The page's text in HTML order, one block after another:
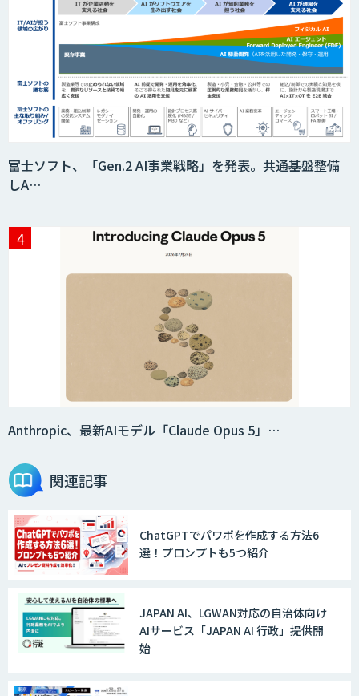
AI活用e-Learningサービス
CAIWA Service Viii（カイワサービスヴィ
RAGデータ作成ツール
ニーズを理解する対話型AIエージェント
「AI’mON for 展示会」
Web接客を進化させる対話型AIエージェ
ント「AI’mON for WEB」
生成AI研修サービス「CCAL研修」
伴走型でAI活用を定着させる「生成AIブ
ートキャンプ」
富士ソフト、「Gen.2 AI事業戦略」を発表。共通基盤整備
しA…
Anthropic、最新AIモデル「Claude Opus 5」…
関連記事
ChatGPTでパワポを作成する方法6
選！プロンプトも5つ紹介
JAPAN AI、LGWAN対応の自治体向け
AIサービス「JAPAN AI 行政」提供開
始